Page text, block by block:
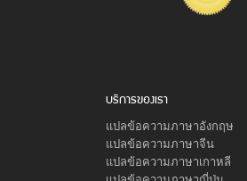
บริการของเรา
แปลข้อความภาษาอังกฤษ
แปลข้อความภาษาจีน
แปลข้อความภาษาเกาหลี